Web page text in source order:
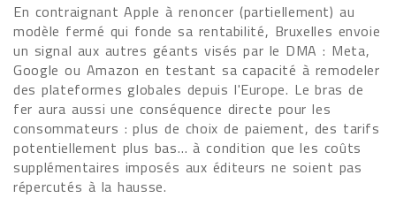
En contraignant Apple à renoncer (partiellement) au
modèle fermé qui fonde sa rentabilité, Bruxelles envoie
un signal aux autres géants visés par le DMA : Meta,
Google ou Amazon en testant sa capacité à remodeler
des plateformes globales depuis l'Europe. Le bras de
fer aura aussi une conséquence directe pour les
consommateurs : plus de choix de paiement, des tarifs
potentiellement plus bas… à condition que les coûts
supplémentaires imposés aux éditeurs ne soient pas
répercutés à la hausse.